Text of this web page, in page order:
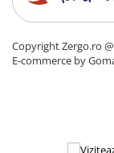
Copyright Zergo.ro
E-commerce by